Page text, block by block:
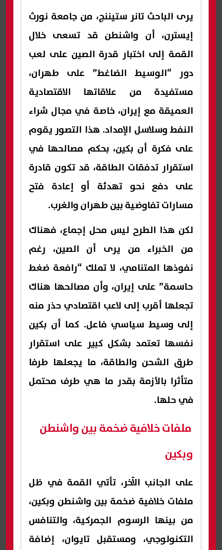
يرى الباحث تانر ستيننج، من جامعة نورث
إيسترن، أن واشنطن قد تسعى خلال
القمة إلى اختبار قدرة الصين على لعب
دور “الوسيط الضاغط” على طهران،
مستفيدة من علاقاتها الاقتصادية
العميقة مع إيران، خاصة في مجال شراء
النفط وسلاسل الإمداد. هذا التصور يقوم
على فكرة أن بكين، بحكم مصالحها في
استقرار تدفقات الطاقة، قد تكون قادرة
على دفع نحو تهدئة أو إعادة فتح
مسارات تفاوضية بين طهران والغرب.
لكن هذا الطرح ليس محل إجماع، فهناك
من الخبراء من يرى أن الصين، رغم
نفوذها المتنامي، لا تملك “رافعة ضغط
حاسمة” على إيران، وأن مصالحها هناك
تجعلها أقرب إلى لاعب اقتصادي حذر منه
إلى وسيط سياسي فاعل. كما أن بكين
نفسها تعتمد بشكل كبير على استقرار
طرق الشحن والطاقة، ما يجعلها طرفا
متأثرا بالأزمة بقدر ما هي طرف محتمل
في حلها.
ملفات خلافية ضخمة بين واشنطن
وبكين
على الجانب الآخر، تأتي القمة في ظل
ملفات خلافية ضخمة بين واشنطن وبكين،
من بينها الرسوم الجمركية، والتنافس
التكنولوجي، ومستقبل تايوان، إضافة